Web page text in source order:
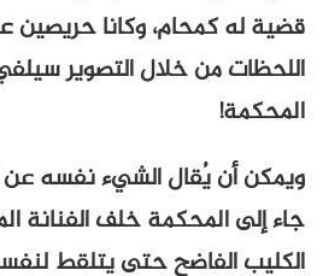
قضية له كمحام، وكانا
اللحظات من خلال التصوير
المحكمة!
ويمكن أن يُقال الشيء نفسه عن
جاء إلى المحكمة خلف الفنانة
الكليب الفاضح حتى يتلقط